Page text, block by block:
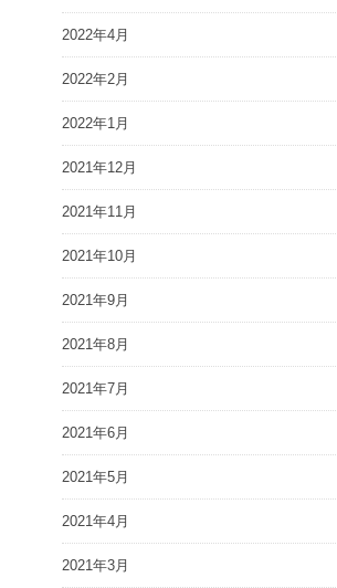
2022年4月
2022年2月
2022年1月
2021年12月
2021年11月
2021年10月
2021年9月
2021年8月
2021年7月
2021年6月
2021年5月
2021年4月
2021年3月